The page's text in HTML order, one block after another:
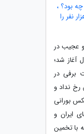
بود؟ ،
بوران و سرمایی که 4 هزار نفر را
عجیب در
آغاز شد؛
برفی در
رخ نداد و
بورانی
ایران و
با تخمین